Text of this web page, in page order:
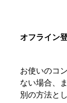
オフライン
お使いのコ
ない場合、
別の方法と